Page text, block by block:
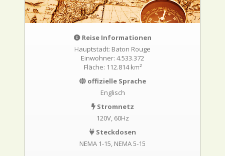
Reise Informationen
Hauptstadt: Baton Rouge
Einwohner: 4.533.372
Fläche: 112.814 km²
offizielle Sprache
Englisch
Stromnetz
120V, 60Hz
Steckdosen
NEMA 1-15 NEMA 5-15